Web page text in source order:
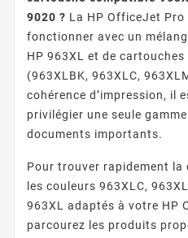
9020 ? La HP OfficeJet
fonctionner avec un
HP 963XL et de cartouches
(963XLBK, 963XLC,
cohérence d’impression, il
privilégier une seule
documents importants.
Pour trouver rapidement la
les couleurs 963XLC,
963XL adaptés à votre HP
parcourez les produits